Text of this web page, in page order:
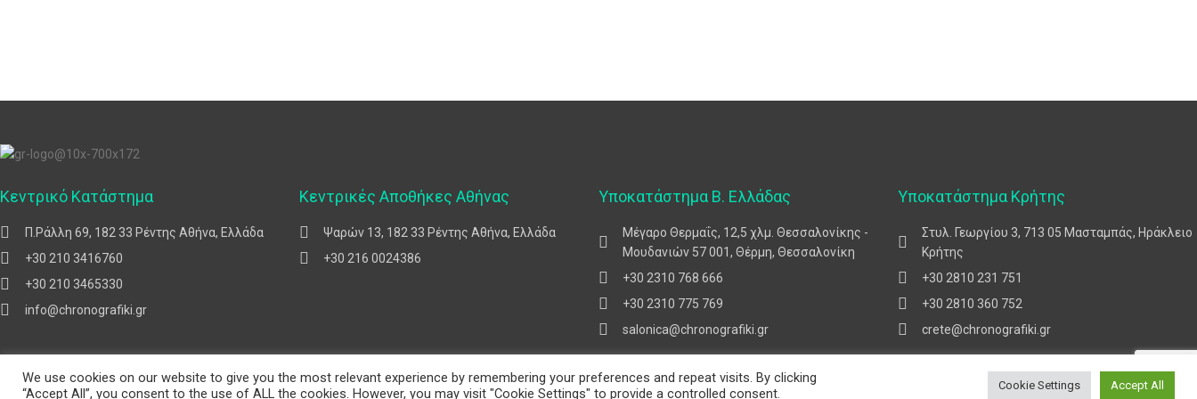
Κεντρικό Κατάστημα
Π.Ράλλη 69, 182 33 Ρέντης Αθήνα, Ελλάδα
+30 210 3416760
+30 210 3465330
info@chronografiki.gr
Κεντρικές Αποθήκες Αθήνας
Ψαρών 13, 182 33 Ρέντης Αθήνα, Ελλάδα
+30 216 0024386
Υποκατάστημα Β. Ελλάδας
Μέγαρο Θερμαΐς, 12,5 χλμ. Θεσσαλονίκης -
Μουδανιών 57 001, Θέρμη, Θεσσαλονίκη
+30 2310 768 666
+30 2310 775 769
salonica@chronografiki.gr
Υποκατάστημα Κρήτης
Στυλ. Γεωργίου 3, 713 05 Μασταμπάς, Ηράκλειο
Κρήτης
+30 2810 231 751
+30 2810 360 752
crete@chronografiki.gr
We use cookies on our website to give you the most relevant experience by remembering your preferences and repeat visits. By clicking
“Accept All”, you consent to the use of ALL the cookies. However, you may visit "Cookie Settings" to provide a controlled consent.
Cookie Settings Accept All